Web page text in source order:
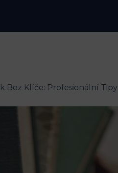
Bez Klíče: Profesionální Tipy